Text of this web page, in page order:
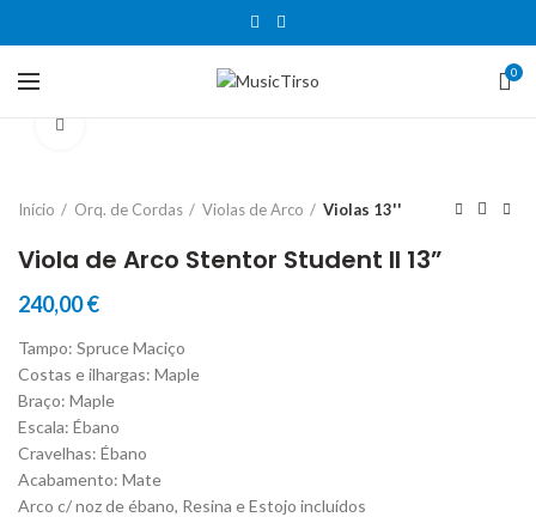
0
Início Orq. de Cordas Violas de Arco Violas 13''
Viola de Arco Stentor Student II 13”
240,00€
Tampo: Spruce Maciço
Costas e ilhargas: Maple
Braço: Maple
Escala: Ébano
Cravelhas: Ébano
Acabamento: Mate
Arco c/ noz de ébano, Resina e Estojo incluídos